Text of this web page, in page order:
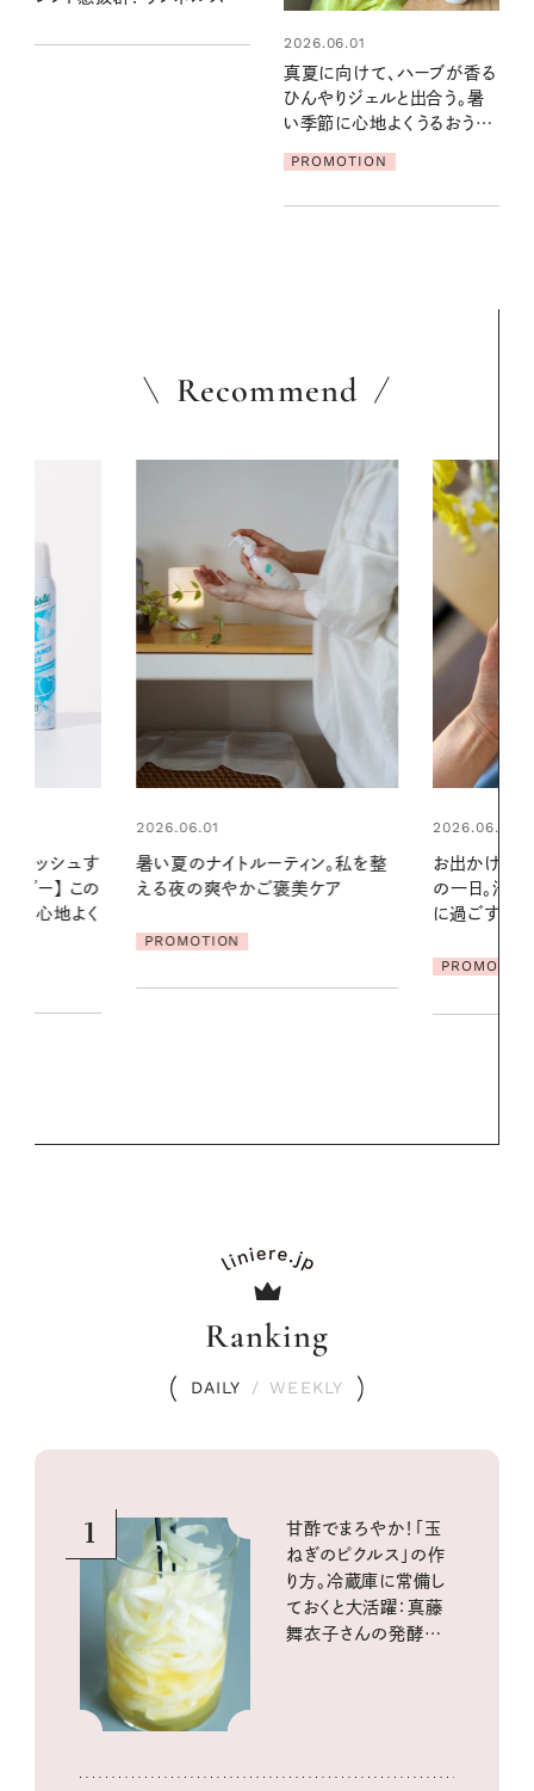
2026.06.01
真夏に向けて、ハーブが香る
ひんやりジェルと出合う。暑
い季節に心地よくうるおう、
PROMOTION
Recommend
ン。私を整
ケア
2026.06.01
お出かけ前のひと手間で変わる、夏
の一日。汗ばむ季節を「ごきげん」
2026.06.01
真夏に向け
やりジェルと
地よくうるお
Ranking
DAILY / WEEKLY
1
甘酢でまろやか！「玉
ねぎのピクルス」の作
り方。冷蔵庫に常備し
ておくと大活躍：真藤
舞衣子さんの発酵と